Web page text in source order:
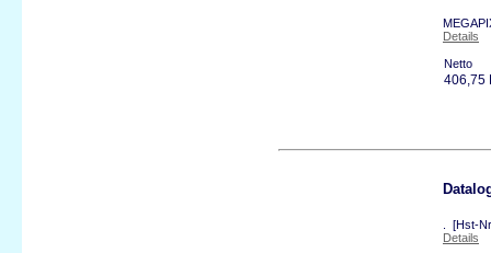
Details
Netto
406,75
. [Hst-
Details